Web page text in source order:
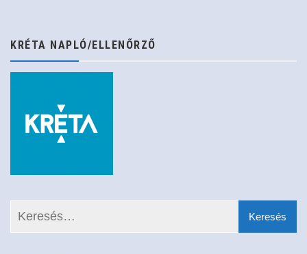
KRÉTA NAPLÓ/ELLENŐRZŐ